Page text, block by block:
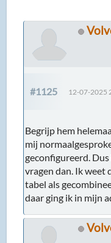
#1125 12-07-2025
Begrijp hem
mij
geconfigureerd.
vragen dan. Ik weet
tabel als
daar ging ik in mijn